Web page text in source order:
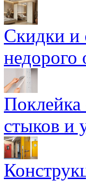
Скидки и
недорого
Поклейка
стыков и